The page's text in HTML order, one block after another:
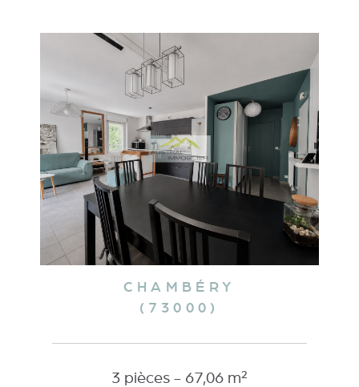
Ensuite, nous procédons à une analyse approfondie du
marché immobilier local. Nous prenons en compte les
tendances actuelles, les transactions récentes, et d'autres
facteurs pour évaluer la valeur de votre bien.
Enfin, nous revenons vers vous avec un avis de valeur détaillé.
CHAMBÉRY
(73000)
3 pièces - 67,06 m²